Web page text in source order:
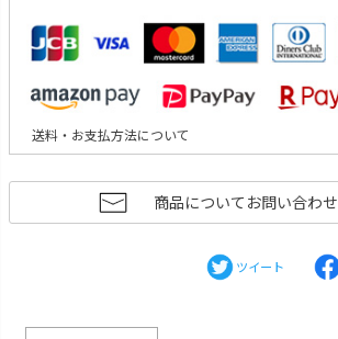
送料・お支払方法について
商品についてお問い合わせ
ツイート